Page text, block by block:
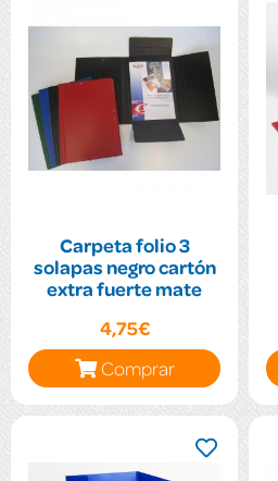
Carpeta folio 3
solapas negro cartón
extra fuerte mate
4,75€
Comprar